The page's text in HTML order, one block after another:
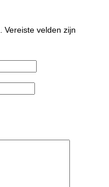
Vereiste velden zijn